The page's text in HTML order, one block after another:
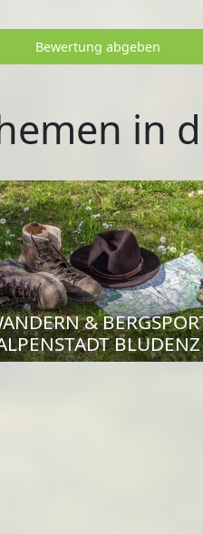
Bewertung abgeben
in
&
BLUDENZ